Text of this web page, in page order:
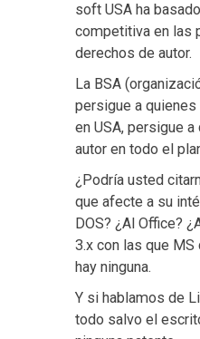
soft USA ha
competitiva en las
derechos de autor.
La BSA
persigue a
en USA, persigue
autor en todo el
¿Podría usted
que afecte a su
DOS? ¿Al Office?
3.x con las que
hay ninguna.
Y si hablamos de
todo salvo el